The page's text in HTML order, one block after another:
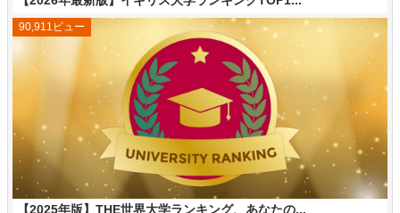
【2025年版】THE世界大学ランキング、あなたの...
90,911ビュー